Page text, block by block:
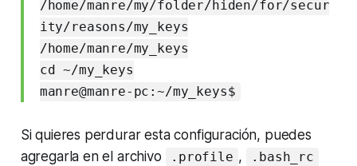
/home/manre/my/folder/hiden/for/secur
ity/reasons/my_keys
/home/manre/my_keys
cd ~/my_keys
manre@manre-pc:~/my_keys$
Si quieres perdurar esta configuración, puedes
agregarla en el archivo
.profile , .bash_rc